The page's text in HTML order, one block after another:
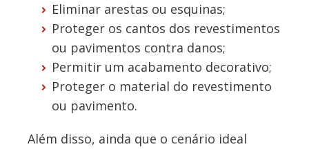
Eliminar arestas ou esquinas;
Proteger os cantos dos revestimentos
ou pavimentos contra danos;
Permitir um acabamento decorativo;
Proteger o material do revestimento
ou pavimento.
Além disso, ainda que o cenário ideal